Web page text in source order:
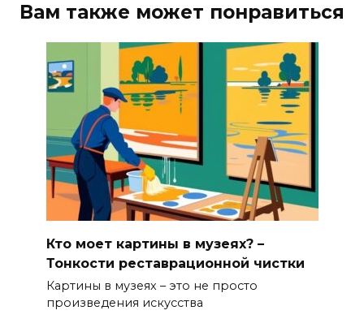
Вам также может понравиться
Кто моет картины в музеях? –
Тонкости реставрационной чистки
Картины в музеях – это не просто
произведения искусства